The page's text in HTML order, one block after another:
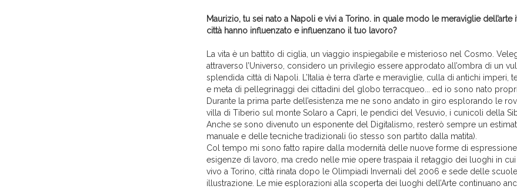
Maurizio, tu sei nato a Napoli e vivi a Torino. in quale modo le meraviglie dell’arte
città hanno influenzato e influenzano il tuo lavoro?
La vita è un battito di ciglia, un viaggio inspiegabile e misterioso nel Cosmo.
attraverso l’Universo, considero un privilegio essere approdato all’ombra di un
splendida città di Napoli. L’Italia è terra d’arte e meraviglie, culla di antichi imperi,
e meta di pellegrinaggi dei cittadini del globo terracqueo... ed io sono nato
Durante la prima parte dell’esistenza me ne sono andato in giro esplorando le
villa di Tiberio sul monte Solaro a Capri, le pendici del Vesuvio, i cunicoli della
Anche se sono divenuto un esponente del Digitalismo, resterò sempre un
manuale e delle tecniche tradizionali (io stesso son partito dalla matita).
Col tempo mi sono fatto rapire dalla modernità delle nuove forme di
esigenze di lavoro, ma credo nelle mie opere traspaia il retaggio dei luoghi in
vivo a Torino, città rinata dopo le Olimpiadi Invernali del 2006 e sede delle
illustrazione. Le mie esplorazioni alla scoperta dei luoghi dell’Arte continuano